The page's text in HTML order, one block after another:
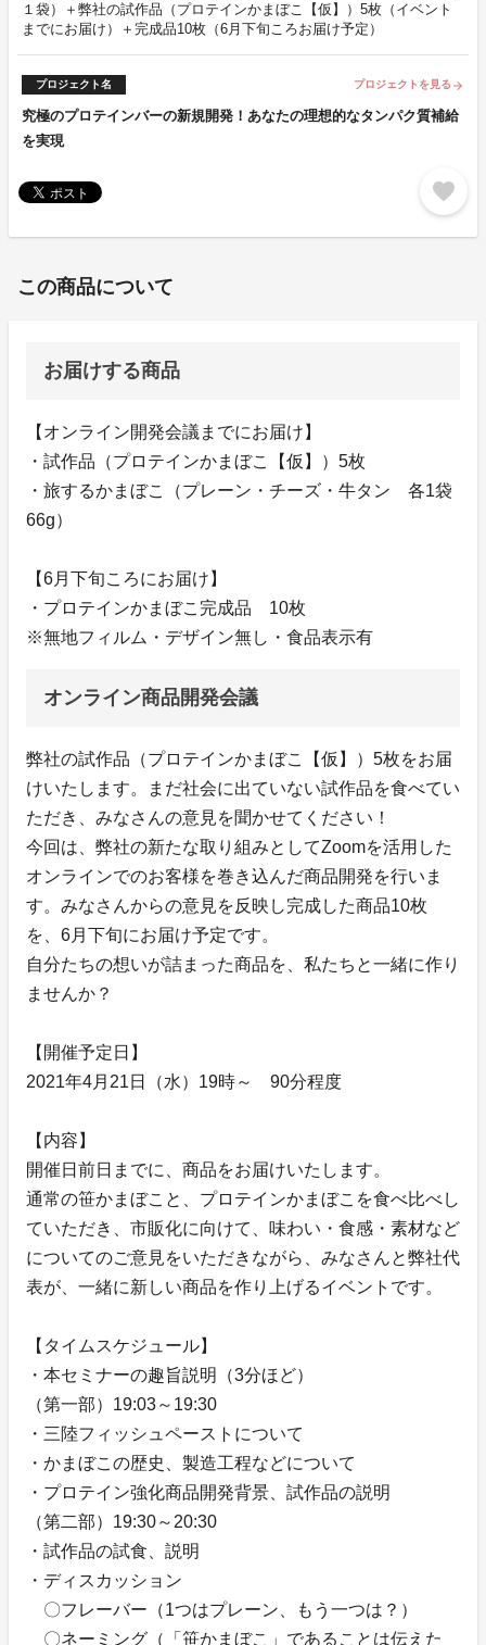
１袋）＋弊社の試作品（プロテインかまぼこ【仮】）5枚（イベント
までにお届け）＋完成品10枚（6月下旬ころお届け予定）
プロジェクト名 プロジェクトを見る arrow_forward
究極のプロテインバーの新規開発！あなたの理想的なタンパク質補給
を実現
favorite
この商品について
お届けする商品
【オンライン開発会議までにお届け】
・試作品（プロテインかまぼこ【仮】）5枚
・旅するかまぼこ（プレーン・チーズ・牛タン 各1袋
66g）
【6月下旬ころにお届け】
・プロテインかまぼこ完成品 10枚
※無地フィルム・デザイン無し・食品表示有
オンライン商品開発会議
弊社の試作品（プロテインかまぼこ【仮】）5枚をお届
けいたします。まだ社会に出ていない試作品を食べてい
ただき、みなさんの意見を聞かせてください！
今回は、弊社の新たな取り組みとしてZoomを活用した
オンラインでのお客様を巻き込んだ商品開発を行いま
す。みなさんからの意見を反映し完成した商品10枚
を、6月下旬にお届け予定です。
自分たちの想いが詰まった商品を、私たちと一緒に作り
ませんか？
【開催予定日】
2021年4月21日（水）19時～ 90分程度
【内容】
開催日前日までに、商品をお届けいたします。
通常の笹かまぼこと、プロテインかまぼこを食べ比べし
ていただき、市販化に向けて、味わい・食感・素材など
についてのご意見をいただきながら、みなさんと弊社代
表が、一緒に新しい商品を作り上げるイベントです。
【タイムスケジュール】
・本セミナーの趣旨説明（3分ほど）
（第一部）19:03～19:30
・三陸フィッシュペーストについて
・かまぼこの歴史、製造工程などについて
・プロテイン強化商品開発背景、試作品の説明
（第二部）19:30～20:30
・試作品の試食、説明
・ディスカッション
〇フレーバー（1つはプレーン、もう一つは？）
〇ネーミング（「笹かまぼこ」であることは伝えた